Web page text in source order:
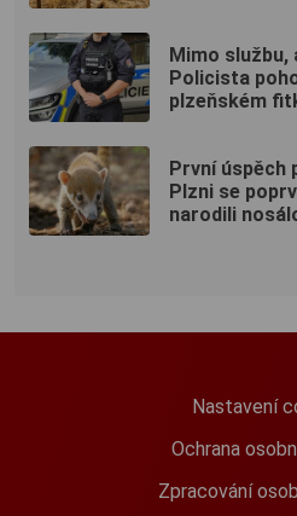
Mimo službu,
Policista
plzeňském
První úspěch
Plzni se
narodili
Nastavení
Ochrana
Zpracování